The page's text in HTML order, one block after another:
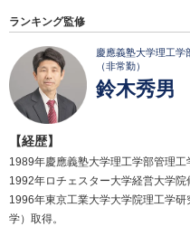
ランキング監修
慶應義塾大学理工学
（非常勤）
鈴木秀男
【経歴】
1989年慶應義塾大学理工学部管理工
1992年ロチェスター大学経営大学院
1996年東京工業大学大学院理工学
学）取得。